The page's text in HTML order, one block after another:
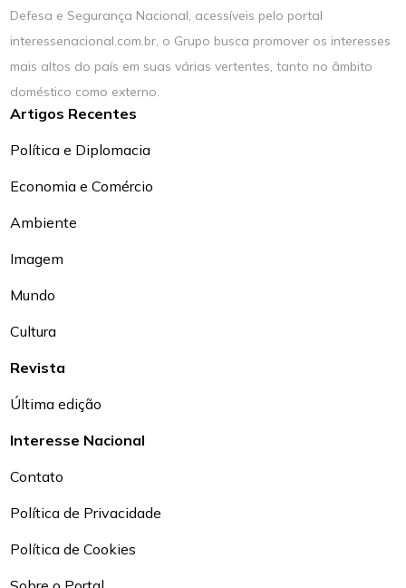
Defesa e Segurança Nacional, acessíveis pelo portal
interessenacional.com.br, o Grupo busca promover os interesses
mais altos do país em suas várias vertentes, tanto no âmbito
doméstico como externo.
Artigos Recentes
Política e Diplomacia
Economia e Comércio
Ambiente
Imagem
Mundo
Cultura
Revista
Última edição
Interesse Nacional
Contato
Política de Privacidade
Política de Cookies